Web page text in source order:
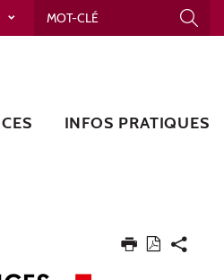
INFOS PRATIQUES